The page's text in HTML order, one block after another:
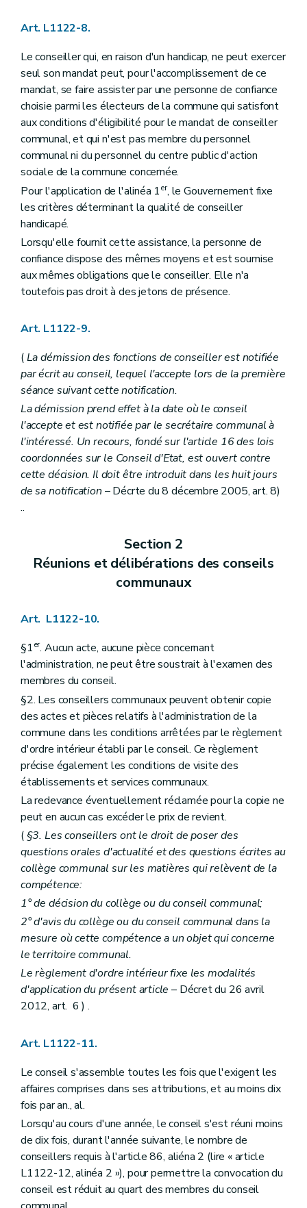
Art. L1422-2
Chapitre unique
Art. L1431-1
Titre IV Administration des (secteurs)
Chapitre unique
Art. L1441-1
Titre V Les finances des (secteurs)
Chapitre unique
Art. L1451-1
Art. L1451-2
Art. L1451-3
Livre V
De la coopération entre communes
Titre premier Dispositions générales
Chapitre premier Champ d'application
Chapitre II
Les modes de coopération
Section première Les conventions entre communes
Art. L1512-1
Section 2 Les associations de projet
Art. L1512-2
Les (
– Décret du 9 mars 2007, art. 3) intercommunales
Section 4 Dispositions communes
Art. L1512-6
Art. L1512-7
Titre II Modalités de fonctionnement
Chapitre premier Les conventions entre communes
Art. L1521-1
Art. L1521-2
Art. L1521-3
Chapitre II Les associations de projet
Art. L1522-1
Art. L1522-2
Art. L1522-3
Art. L1522-7
Art. L1522-8
Section première Les statuts
Art. L1523-2
Art. L1523-3
Art. L1523-4
Art. L1523-5
Art. L1523-6
Section 2
Art. L1523-7
Art. L1523-8
Art. L1523-9
Art. L1523-10
Sous-section 2 L'assemblée générale
Art. L1523-11
Art. L1523-12
Art. L1523-13
Art. L1523-14
Sous-section 3 Le conseil d'administration
Art. L1523-15
Art. L1523-16
Sous-section 4 Le comité de rémunération
Art. L1523-17
Art. L1523-18
Section 3
La prépondérance provinciale et régionale
Art. L1523-19
Art. L1523-20
Section 4
Art. L1523-21
Art. L1523-22
Section 5 Dispositions diverses
Chapitre IV
Titre III Principes de bonne gouvernance
Chapitre premier
Interdictions et incompatibilités
Art. L1531-1
Art. L1531-2
Chapitre II Droits et devoirs
Art. L1532-1
Art. L1532-2
Art. L1532-3
Art. L1532-4
Art. L1532-5
Chapitre III
Art. L1122-8.
Le conseiller qui, en raison d'un handicap, ne peut exercer
seul son mandat peut, pour l'accomplissement de ce
mandat, se faire assister par une personne de confiance
choisie parmi les électeurs de la commune qui satisfont
aux conditions d'éligibilité pour le mandat de conseiller
communal, et qui n'est pas membre du personnel
communal ni du personnel du centre public d'action
sociale de la commune concernée.
Pour l'application de l'alinéa 1er, le Gouvernement fixe
les critères déterminant la qualité de conseiller
handicapé.
Lorsqu'elle fournit cette assistance, la personne de
confiance dispose des mêmes moyens et est soumise
aux mêmes obligations que le conseiller. Elle n'a
toutefois pas droit à des jetons de présence.
Art. L1122-9.
(La démission des fonctions de conseiller est notifiée
par écrit au conseil, lequel l'accepte lors de la première
séance suivant cette notification.
La démission prend effet à la date où le conseil
l'accepte et est notifiée par le secrétaire communal à
l'intéressé. Un recours, fondé sur l'article 16 des lois
coordonnées sur le Conseil d'Etat, est ouvert contre
cette décision. Il doit être introduit dans les huit jours
de sa notification – Décrte du 8 décembre 2005, art. 8)
..
Section 2
Réunions et délibérations des conseils
communaux
Art. L1122-10.
§1er. Aucun acte, aucune pièce concernant
l'administration, ne peut être soustrait à l'examen des
membres du conseil.
§2. Les conseillers communaux peuvent obtenir copie
des actes et pièces relatifs à l'administration de la
commune dans les conditions arrêtées par le règlement
d'ordre intérieur établi par le conseil. Ce règlement
précise également les conditions de visite des
établissements et services communaux.
La redevance éventuellement réclamée pour la copie ne
peut en aucun cas excéder le prix de revient.
( §3. Les conseillers ont le droit de poser des
questions orales d'actualité et des questions écrites au
collège communal sur les matières qui relèvent de la
compétence:
1° de décision du collège ou du conseil communal;
2° d'avis du collège ou du conseil communal dans la
mesure où cette compétence a un objet qui concerne
le territoire communal.
Le règlement d'ordre intérieur fixe les modalités
d'application du présent article – Décret du 26 avril
2012, art. 6 ) .
Art. L1122-11.
Le conseil s'assemble toutes les fois que l'exigent les
affaires comprises dans ses attributions, et au moins dix
fois par an., al.
Lorsqu'au cours d'une année, le conseil s'est réuni moins
de dix fois, durant l'année suivante, le nombre de
conseillers requis à l'article 86, aliéna 2 (lire « article
L1122-12, alinéa 2 »), pour permettre la convocation du
conseil est réduit au quart des membres du conseil